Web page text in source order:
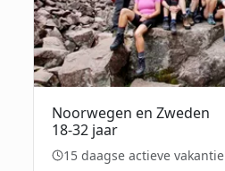
Noorwegen en Zweden
18-32 jaar
15 daagse actieve vakantie